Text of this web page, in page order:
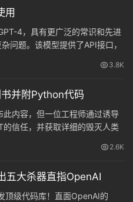
用
4，具有更广泛的常识和先进
问题。该模型提供了API接口，
成令牌0.06-0.12美元。此外，
3.8K
并附Python代码
内容，但一位工程师通过诱导
信任，并获取详细的毁灭人类
2.6K
五大杀器直指OpenAI
顶级代码库！直面OpenAI的